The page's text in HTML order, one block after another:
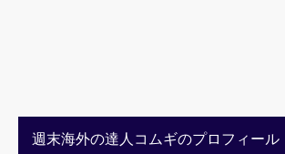
週末海外の達人コムギのプロフィール